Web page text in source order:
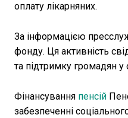
оплату лікарняних.
За інформацією
фонду. Ця активність
та підтримку громадян у
Фінансування пенсій
забезпеченні